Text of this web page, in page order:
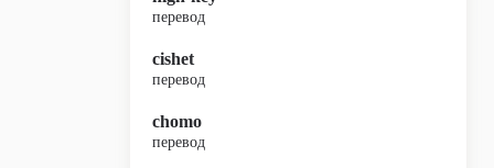
перевод
cishet
перевод
chomo
перевод